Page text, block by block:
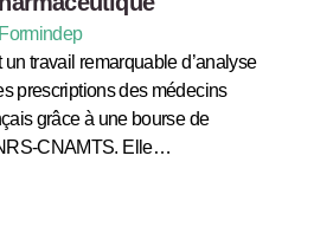
travail remarquable d’analyse
prescriptions des médecins
grâce à une bourse de
CNAMTS. Elle…